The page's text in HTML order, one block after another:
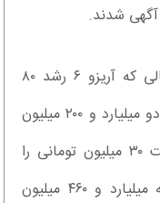
آگهی شدند.
میان محصولات مدیران خودرو، در حالی که آریزو ۶ رشد ۸۰
میلیون تومانی را تجربه کرد تا با نرخ دو میلیارد و ۲۰۰ میلیون
تومان معامله شود، آریزو ۸ افت قیمت ۳۰ میلیون تومانی را
پشت سر گذاشت و روی شاخص سه میلیارد و ۴۶۰ میلیون